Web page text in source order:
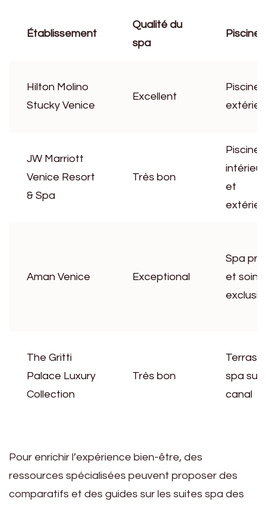
Établissement
Qualité du
spa
Piscine
Hilton Molino
Stucky Venice
Excellent
Piscine
JW Marriott
Venice Resort
& Spa
Très bon
Piscine
et
Aman Venice Exceptional
Spa
et soins
The Gritti
Palace Luxury
Collection
Très bon
spa sur
canal
Pour enrichir l’expérience bien-être, des
ressources spécialisées peuvent proposer des
comparatifs et des guides sur les suites spa des